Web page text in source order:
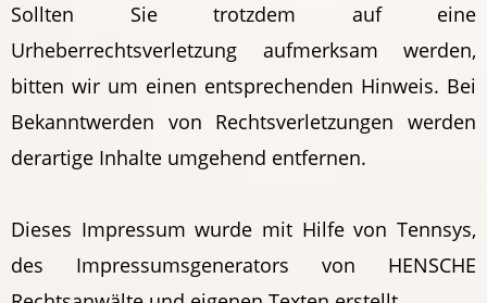
Sollten Sie trotzdem auf eine
Urheberrechtsverletzung aufmerksam werden,
bitten wir um einen entsprechenden Hinweis. Bei
Bekanntwerden von Rechtsverletzungen werden
derartige Inhalte umgehend entfernen.
Dieses Impressum wurde mit Hilfe von Tennsys,
des Impressumsgenerators von HENSCHE